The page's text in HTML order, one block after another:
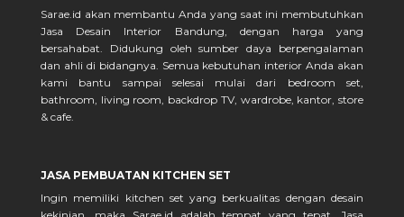
Sarae.id akan membantu Anda yang saat ini membutuhkan
Jasa Desain Interior Bandung, dengan harga yang
bersahabat. Didukung oleh sumber daya berpengalaman
dan ahli di bidangnya. Semua kebutuhan interior Anda akan
kami bantu sampai selesai mulai dari bedroom set,
bathroom, living room, backdrop TV, wardrobe, kantor, store
& cafe.
JASA PEMBUATAN KITCHEN SET
Ingin memiliki kitchen set yang berkualitas dengan desain